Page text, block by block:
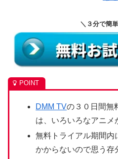
＼３分で簡
DMM TVの３０日間無
は、いろいろなアニメ
無料トライアル期間内
かからないので思う存